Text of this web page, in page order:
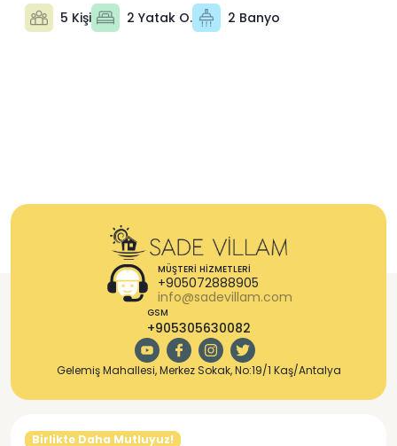
5 Kişi 2 Yatak O. 2 Banyo
MÜŞTERI HIZMETLERI
+905072888905
info@sadevillam.com
GSM
+905305630082
Gelemiş Mahallesi, Merkez Sokak, No:19/1 Kaş/Antalya
Birlikte Daha Mutluyuz!